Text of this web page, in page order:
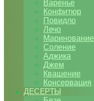
Варенье
Конфитюр
Повидло
Лечо
Маринование
Соление
Аджика
Джем
Квашение
Консервация
ДЕСЕРТЫ